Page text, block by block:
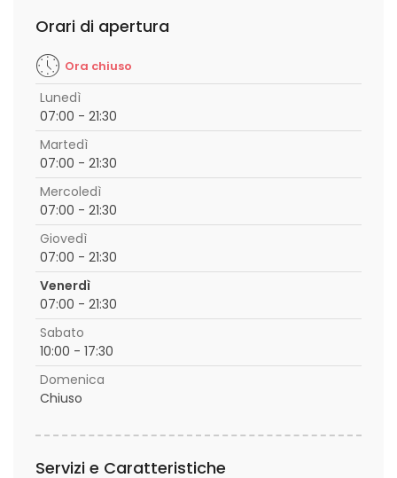
Orari di apertura
Ora chiuso
Lunedì
07:00 - 21:30
Martedì
07:00 - 21:30
Mercoledì
07:00 - 21:30
Giovedì
07:00 - 21:30
Venerdì
07:00 - 21:30
Sabato
10:00 - 17:30
Domenica
Chiuso
Servizi e Caratteristiche